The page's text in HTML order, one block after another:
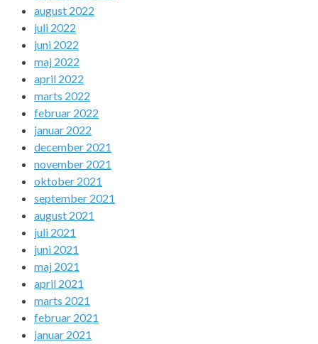
august 2022
juli 2022
juni 2022
maj 2022
april 2022
marts 2022
februar 2022
januar 2022
december 2021
november 2021
oktober 2021
september 2021
august 2021
juli 2021
juni 2021
maj 2021
april 2021
marts 2021
februar 2021
januar 2021